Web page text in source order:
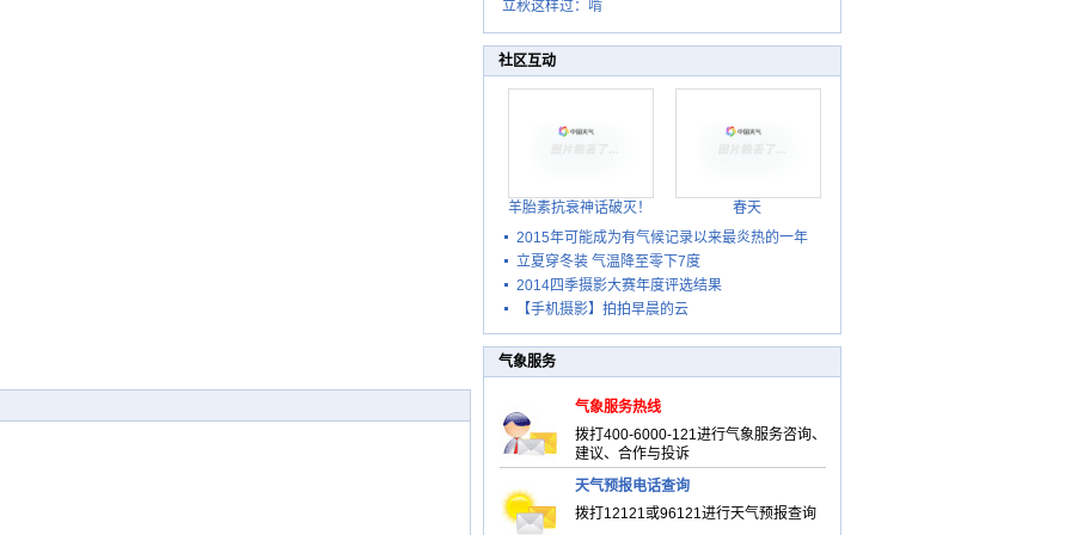
立秋这样过：啃
祝丰收迎秋来
社区互动
羊胎素抗衰神话破灭！
春天
2015年可能成为有气候记录以来最炎热的一年
立夏穿冬装 气温降至零下7度
2014四季摄影大赛年度评选结果
【手机摄影】拍拍早晨的云
气象服务
气象服务热线
拨打400-6000-121进行气象服务咨询、
建议、合作与投诉
天气预报电话查询
拨打12121或96121进行天气预报查询